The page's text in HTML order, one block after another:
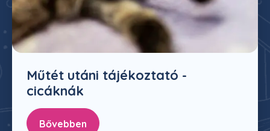
Műtét utáni tájékoztató -
cicáknák
Bővebben